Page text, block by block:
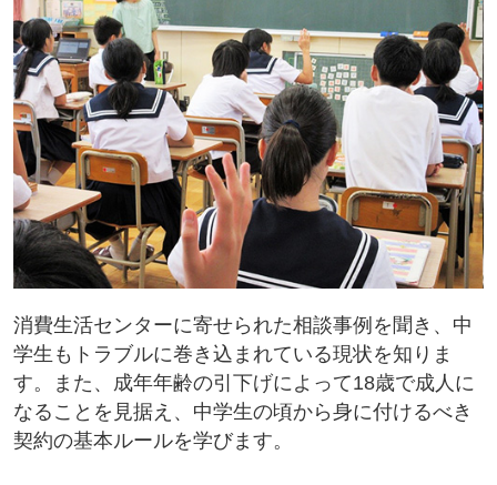
消費生活センターに寄せられた相談事例を聞き、中
学生もトラブルに巻き込まれている現状を知りま
す。また、成年年齢の引下げによって18歳で成人に
なることを見据え、中学生の頃から身に付けるべき
契約の基本ルールを学びます。